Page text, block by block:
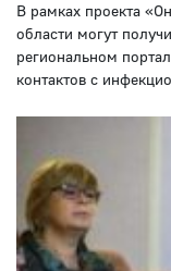
В рамках проекта
области могут
региональном
контактов с